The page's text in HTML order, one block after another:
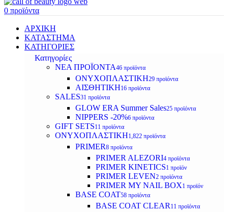
0 προϊόντα
ΑΡΧΙΚΗ
ΚΑΤΑΣΤΗΜΑ
ΚΑΤΗΓΟΡΙΕΣ
Κατηγορίες
ΝΕΑ ΠΡΟΪΟΝΤΑ46 προϊόντα
ΟΝΥΧΟΠΛΑΣΤΙΚΗ29 προϊόντα
ΑΙΣΘΗΤΙΚΗ16 προϊόντα
SALES31 προϊόντα
GLOW ERA Summer Sales25 προϊόντα
NIPPERS -20%6 προϊόντα
GIFT SETS11 προϊόντα
ΟΝΥΧΟΠΛΑΣΤΙΚΗ1,822 προϊόντα
PRIMER8 προϊόντα
PRIMER ALEZORI4 προϊόντα
PRIMER KINETICS1 προϊόν
PRIMER LEVEN2 προϊόντα
PRIMER MY NAIL BOX1 προϊόν
BASE COAT58 προϊόντα
BASE COAT CLEAR 11 προϊόντα